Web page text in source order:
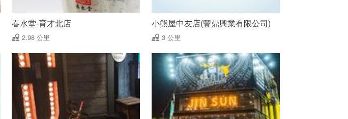
春水堂-育才北店
2.98 公里
小熊屋中友店(豐鼎興業有限公司)
3 公里